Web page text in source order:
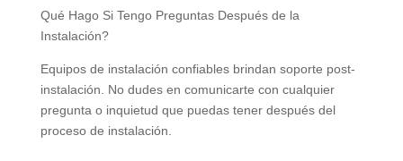
Qué Hago Si Tengo Preguntas Después de la
Instalación?
Equipos de instalación confiables brindan soporte post-
instalación. No dudes en comunicarte con cualquier
pregunta o inquietud que puedas tener después del
proceso de instalación.